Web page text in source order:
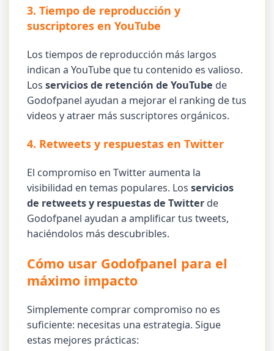
3. Tiempo de reproducción y
suscriptores en YouTube
Los tiempos de reproducción más largos
indican a YouTube que tu contenido es valioso.
Losservicios de retención de YouTube de
Godofpanel ayudan a mejorar el ranking de tus
videos y atraer más suscriptores orgánicos.
4. Retweets y respuestas en Twitter
El compromiso en Twitter aumenta la
visibilidad en temas populares. Losservicios
de retweets y respuestas de Twitter de
Godofpanel ayudan a amplificar tus tweets,
haciéndolos más descubribles.
Cómo usar Godofpanel para el
máximo impacto
Simplemente comprar compromiso no es
suficiente: necesitas una estrategia. Sigue
estas mejores prácticas: